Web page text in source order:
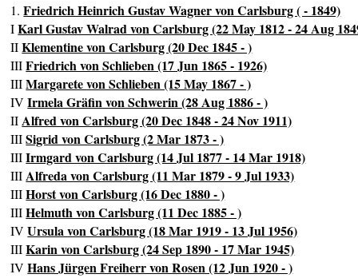
1.Friedrich Heinrich Gustav Wagner von Carlsburg ( - 1849)
IKarl Gustav Walrad von Carlsburg (22 May 1812 - 24 Aug
IIKlementine von Carlsburg (20 Dec 1845 - )
IIIFriedrich von Schlieben (17 Jun 1865 - 1926)
IIIMargarete von Schlieben (15 May 1867 - )
IVIrmela Gräfin von Schwerin (28 Aug 1886 - )
IIAlfred von Carlsburg (20 Dec 1848 - 24 Nov 1911)
IIISigrid von Carlsburg (2 Mar 1873 - )
IIIIrmgard von Carlsburg (14 Jul 1877 - 14 Mar 1918)
IIIAlfreda von Carlsburg (11 Mar 1879 - 9 Jul 1933)
IIIHorst von Carlsburg (16 Dec 1880 - )
IIIHelmuth von Carlsburg (11 Dec 1885 - )
IVUrsula von Carlsburg (18 Mar 1919 - 13 Jul 1956)
IIIKarin von Carlsburg (24 Sep 1890 - 17 Mar 1945)
IVHans Jürgen Freiherr von Rosen (12 Jun 1920 - )